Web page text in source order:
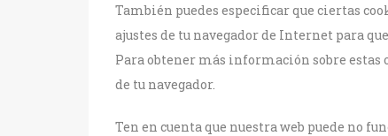
También puedes especificar que ciertas
ajustes de tu navegador de Internet para
Para obtener más información sobre estas
de tu navegador.
Ten en cuenta que nuestra web puede no